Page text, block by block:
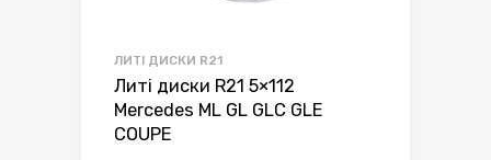
ЛИТІ ДИСКИ R21
Литі диски R21 5×112
Mercedes ML GL GLC GLE
COUPE